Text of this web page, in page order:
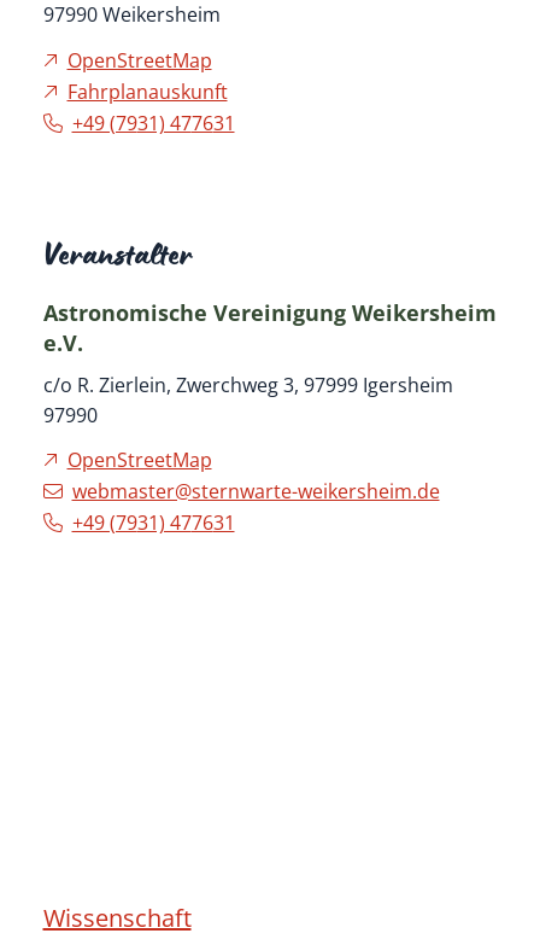
97990 Weikersheim
OpenStreetMap
Fahrplanauskunft
+49 (7931) 477631
Veranstalter
Astronomische Vereinigung Weikersheim
e.V.
c/o R. Zierlein, Zwerchweg 3, 97999 Igersheim
97990
OpenStreetMap
webmaster@sternwarte-weikersheim.de
+49 (7931) 477631
Wissenschaft